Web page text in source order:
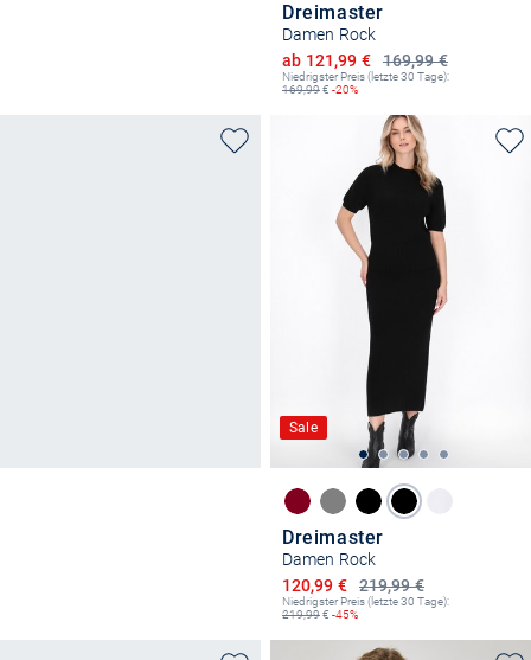
Dreimaster
Damen Rock
169,99 €
Ermäßigter Preis
ab 121,99 €
Niedrigster Preis (letzte 30 Tage):
169,99€ -20%
Sale
Dreimaster
Damen Rock
219,99 €
Ermäßigter Preis
120,99 €
Niedrigster Preis (letzte 30 Tage):
219,99€ -45%